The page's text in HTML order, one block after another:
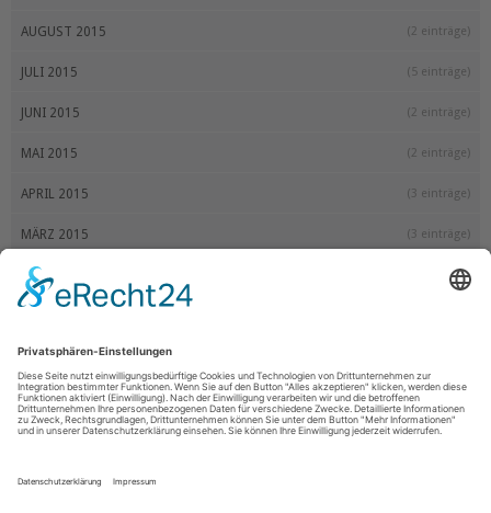
AUGUST 2015 (2 einträge)
JULI 2015 (5 einträge)
JUNI 2015 (2 einträge)
MAI 2015 (2 einträge)
APRIL 2015 (3 einträge)
MÄRZ 2015 (3 einträge)
FEBRUAR 2015 (2 einträge)
2014
DEZEMBER 2014 (3 einträge)
NOVEMBER 2014 (2 einträge)